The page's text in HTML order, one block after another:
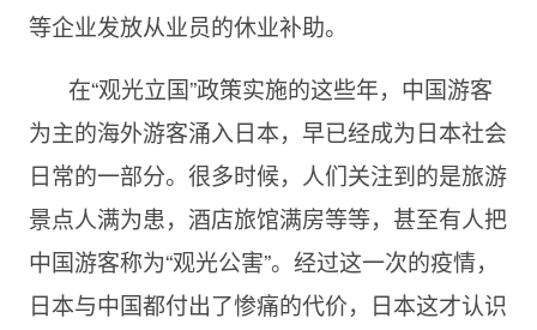
等企业发放从业员的休业补助。
在“观光立国”政策实施的这些年，中国游客
为主的海外游客涌入日本，早已经成为日本社会
日常的一部分。很多时候，人们关注到的是旅游
景点人满为患，酒店旅馆满房等等，甚至有人把
中国游客称为“观光公害”。经过这一次的疫情，
日本与中国都付出了惨痛的代价，日本这才认识